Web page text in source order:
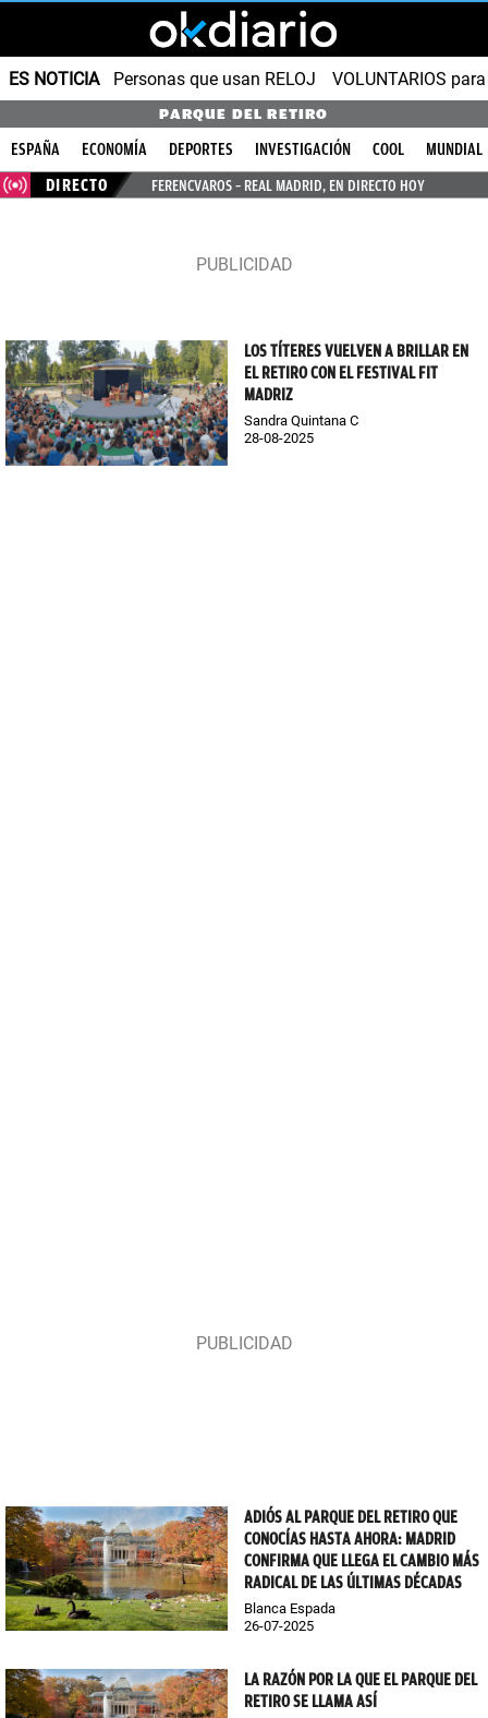
ES NOTICIA Personas que usan RELOJ VOLUNTARIOS
PARQUE DEL RETIRO
ESPAÑA ECONOMÍA DEPORTES INVESTIGACIÓN COOL
MUNDIAL
DIRECTO
FERENCVAROS – REAL MADRID, EN DIRECTO HOY
LOS TÍTERES VUELVEN A BRILLAR EN
EL RETIRO CON EL FESTIVAL FIT
MADRIZ
Sandra Quintana C
28-08-2025
ADIÓS AL PARQUE DEL RETIRO QUE
CONOCÍAS HASTA AHORA: MADRID
CONFIRMA QUE LLEGA EL CAMBIO MÁS
RADICAL DE LAS ÚLTIMAS DÉCADAS
Blanca Espada
26-07-2025
LA RAZÓN POR LA QUE EL PARQUE DEL
RETIRO SE LLAMA ASÍ